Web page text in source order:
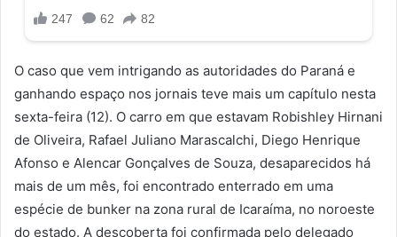
O caso que vem intrigando as autoridades do Paraná e
ganhando espaço nos jornais teve mais um capítulo nesta
sexta-feira (12). O carro em que estavam Robishley Hirnani
de Oliveira, Rafael Juliano Marascalchi, Diego Henrique
Afonso e Alencar Gonçalves de Souza, desaparecidos há
mais de um mês, foi encontrado enterrado em uma
espécie de bunker na zona rural de Icaraíma, no noroeste
do estado. A descoberta foi confirmada pelo delegado